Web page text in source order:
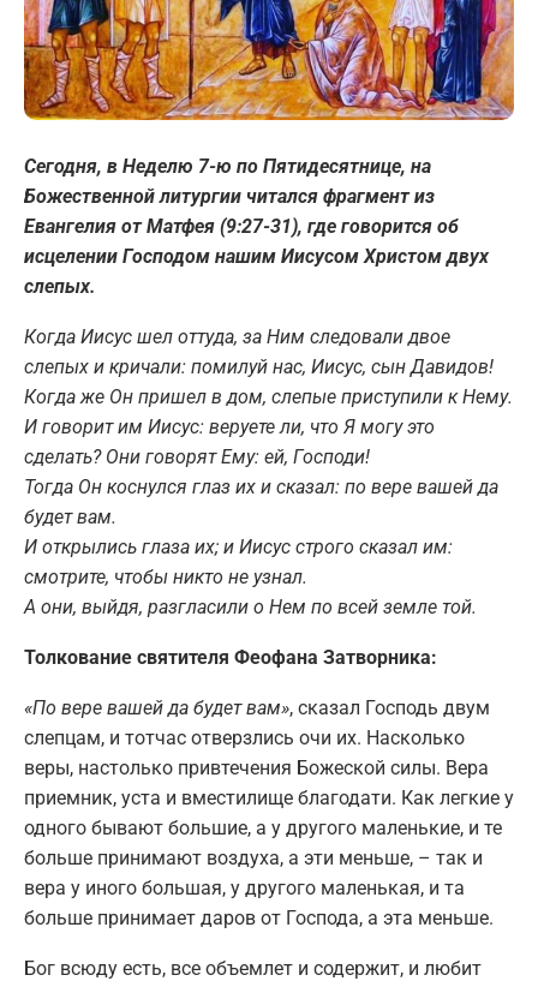
Сегодня, в Неделю 7-ю по Пятидесятнице, на
Божественной литургии читался фрагмент из
Евангелия от Матфея (9:27-31), где говорится об
исцелении Господом нашим Иисусом Христом двух
слепых.
Когда Иисус шел оттуда, за Ним следовали двое
слепых и кричали: помилуй нас, Иисус, сын Давидов!
Когда же Он пришел в дом, слепые приступили к Нему.
И говорит им Иисус: веруете ли, что Я могу это
сделать? Они говорят Ему: ей, Господи!
Тогда Он коснулся глаз их и сказал: по вере вашей да
будет вам.
И открылись глаза их; и Иисус строго сказал им:
смотрите, чтобы никто не узнал.
А они, выйдя, разгласили о Нем по всей земле той.
Толкование святителя Феофана Затворника:
«По вере вашей да будет вам», сказал Господь двум
слепцам, и тотчас отверзлись очи их. Насколько
веры, настолько привтечения Божеской силы. Вера
приемник, уста и вместилище благодати. Как легкие у
одного бывают большие, а у другого маленькие, и те
больше принимают воздуха, а эти меньше, – так и
вера у иного большая, у другого маленькая, и та
больше принимает даров от Господа, а эта меньше.
Бог всюду есть, все объемлет и содержит, и любит